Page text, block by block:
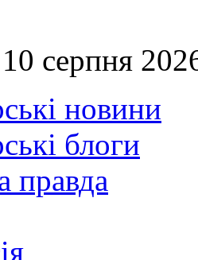
10 серпня
новини
блоги
правда